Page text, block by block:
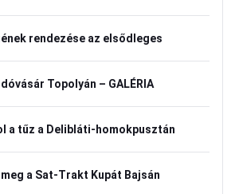
rendezése az elsődleges
Topolyán – GALÉRIA
a tűz a Delibláti-homokpusztán
a Sat-Trakt Kupát Bajsán